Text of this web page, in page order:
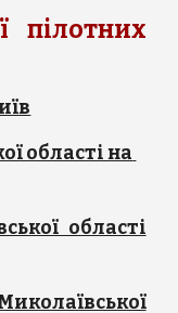
пілотних
області на
області